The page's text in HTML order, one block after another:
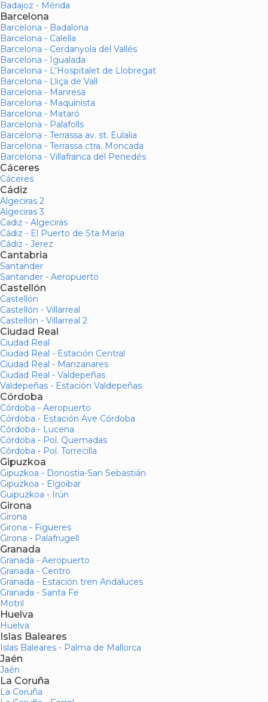
Badajoz - Mérida
Barcelona
Barcelona - Badalona
Barcelona - Calella
Barcelona - Cerdanyola del Vallés
Barcelona - Igualada
Barcelona - L'Hospitalet de Llobregat
Barcelona - Lliça de Vall
Barcelona - Manresa
Barcelona - Maquinista
Barcelona - Mataró
Barcelona - Palafolls
Barcelona - Terrassa av. st. Eulalia
Barcelona - Terrassa ctra. Moncada
Barcelona - Villafranca del Penedés
Cáceres
Cáceres
Cádiz
Algeciras 2
Algeciras 3
Cadiz - Algeciras
Cádiz - El Puerto de Sta María
Cádiz - Jerez
Cantabria
Santander
Santander - Aeropuerto
Castellón
Castellón
Castellón - Villarreal
Castellón - Villarreal 2
Ciudad Real
Ciudad Real
Ciudad Real - Estación Central
Ciudad Real - Manzanares
Ciudad Real - Valdepeñas
Valdepeñas - Estación Valdepeñas
Córdoba
Córdoba - Aeropuerto
Córdoba - Estación Ave Córdoba
Córdoba - Lucena
Córdoba - Pol. Quemadas
Córdoba - Pol. Torrecilla
Gipuzkoa
Gipuzkoa - Donostia-San Sebastián
Gipuzkoa - Elgoibar
Guipuzkoa - Irún
Girona
Girona
Girona - Figueres
Girona - Palafrugell
Granada
Granada - Aeropuerto
Granada - Centro
Granada - Estación tren Andaluces
Granada - Santa Fe
Motril
Huelva
Huelva
Islas Baleares
Islas Baleares - Palma de Mallorca
Jaén
Jaén
La Coruña
La Coruña